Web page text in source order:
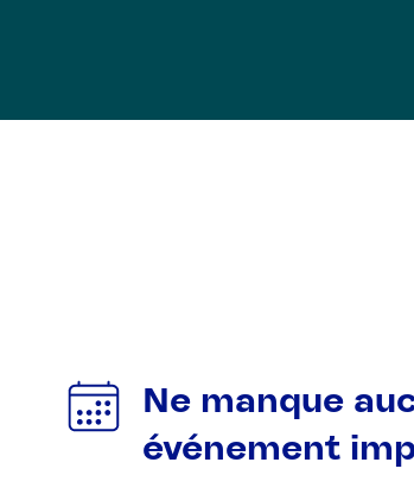
Ne manque
événement